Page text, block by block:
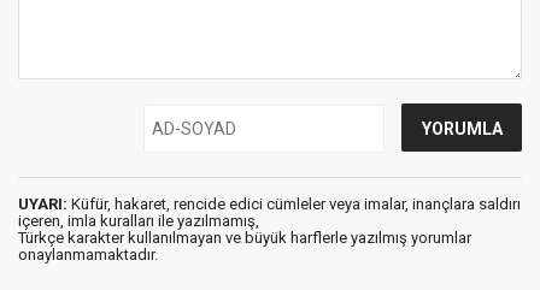
UYARI: Küfür, hakaret, rencide edici cümleler veya imalar, inançlara saldırı
içeren, imla kuralları ile yazılmamış,
Türkçe karakter kullanılmayan ve büyük harflerle yazılmış yorumlar
onaylanmamaktadır.